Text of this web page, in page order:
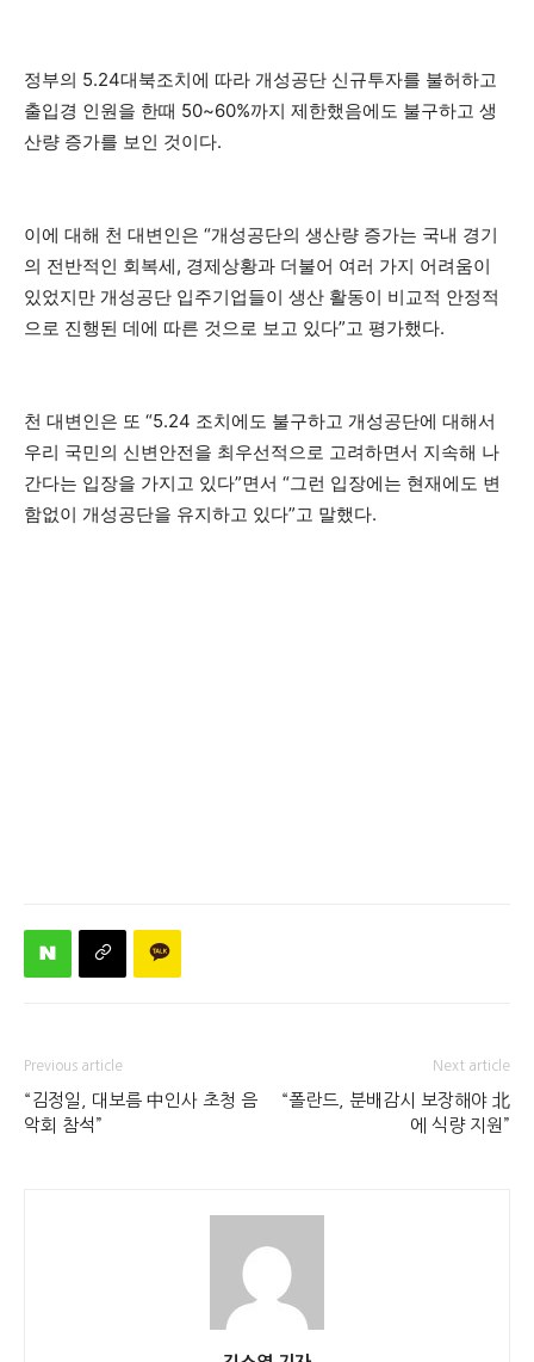
정부의 5.24대북조치에 따라 개성공단 신규투자를 불허하고
출입경 인원을 한때 50~60%까지 제한했음에도 불구하고 생
산량 증가를 보인 것이다.
이에 대해 천 대변인은 “개성공단의 생산량 증가는 국내 경기
의 전반적인 회복세, 경제상황과 더불어 여러 가지 어려움이
있었지만 개성공단 입주기업들이 생산 활동이 비교적 안정적
으로 진행된 데에 따른 것으로 보고 있다”고 평가했다.
천 대변인은 또 “5.24 조치에도 불구하고 개성공단에 대해서
우리 국민의 신변안전을 최우선적으로 고려하면서 지속해 나
간다는 입장을 가지고 있다”면서 “그런 입장에는 현재에도 변
함없이 개성공단을 유지하고 있다”고 말했다.
Previous article
“김정일, 대보름 中인사 초청 음
악회 참석”
Next article
“폴란드, 분배감시 보장해야 北
에 식량 지원”